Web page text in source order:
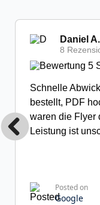
Daniel A.
8
Schnelle
bestellt, PDF
waren die Flyer
Leistung ist
Posted on
Google